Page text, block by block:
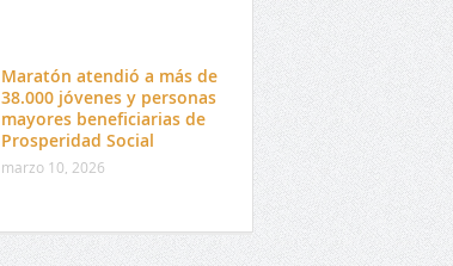
Maratón atendió a más de
38.000 jóvenes y personas
mayores beneficiarias de
Prosperidad Social
marzo 10, 2026